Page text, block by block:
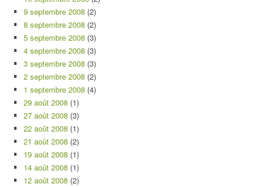
9 septembre 2008 (2)
8 septembre 2008 (2)
5 septembre 2008 (3)
4 septembre 2008 (3)
3 septembre 2008 (3)
2 septembre 2008 (2)
1 septembre 2008 (4)
29 août 2008 (1)
27 août 2008 (3)
22 août 2008 (1)
21 août 2008 (2)
19 août 2008 (1)
14 août 2008 (1)
12 août 2008 (2)